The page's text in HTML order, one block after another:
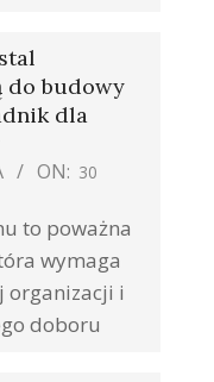
do budowy
dla
ON: 30
to poważna
wymaga
organizacji i
doboru